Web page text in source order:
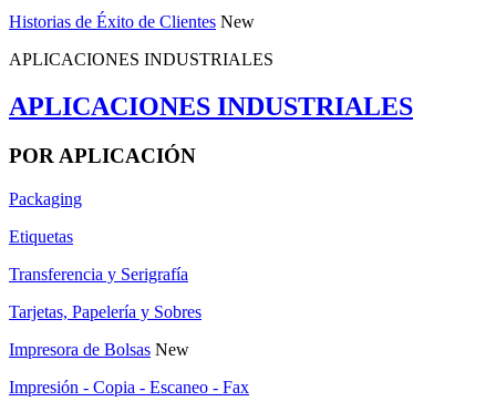
Historias de Éxito de Clientes New
APLICACIONES INDUSTRIALES
APLICACIONES INDUSTRIALES
POR APLICACIÓN
Packaging
Etiquetas
Transferencia y Serigrafía
Tarjetas, Papelería y Sobres
Impresora de Bolsas New
Impresión - Copia - Escaneo - Fax